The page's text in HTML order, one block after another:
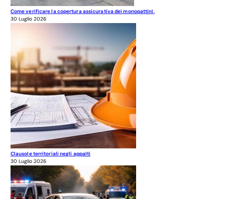
Come verificare la copertura assicurativa dei monopattini.
30 Luglio 2026
Clausole territoriali negli appalti
30 Luglio 2026